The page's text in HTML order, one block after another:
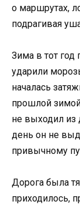
о маршрутах,
подрагивая
Зима в тот год
ударили
началась
прошлой
не выходил из
день он не
привычному
Дорога была
приходилось,